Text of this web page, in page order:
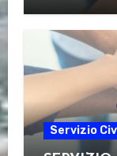
Servizio